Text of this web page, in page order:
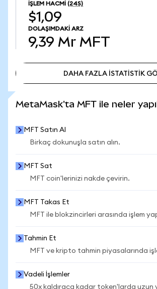
İŞLEM HACMI (24S)
$1,09
DOLAŞIMDAKI ARZ
9,39 Mr MFT
DAHA FAZLA İSTATİSTİK
MetaMask'ta MFT ile neler
MFT Satın Al
Birkaç dokunuşla satın alın.
MFT Sat
MFT coin'lerinizi nakde çevirin.
MFT Takas Et
MFT ile blokzincirleri arasında işlem
Tahmin Et
MFT ve kripto tahmin piyasalarında
Vadeli İşlemler
50x kaldıraca kadar token'larda uzun